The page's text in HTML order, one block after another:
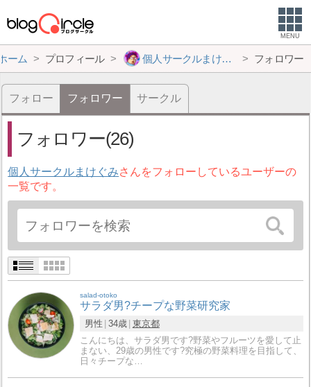
MENU
ーム プロフィール 個人サークルまけぐみ フォロワー
フォロー フォロワー サークル
フォロワー(26)
個人サークルまけぐみさんをフォローしているユーザーの
一覧です。
salad-otoko
サラダ男?チープな野菜研究家
男性 34歳 東京都
こんにちは、サラダ男です?野菜やフルーツを愛して止
まない、29歳の男性です?究極の野菜料理を目指して、
日々チープな…